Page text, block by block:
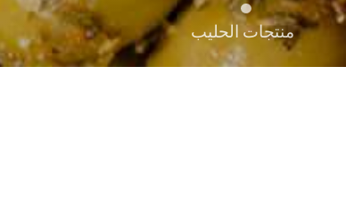
منتجات الحليب